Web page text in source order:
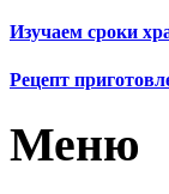
Изучаем сроки
Рецепт
Меню